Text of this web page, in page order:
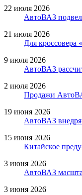
22 июля 2026
АвтоВАЗ
21 июля 2026
Для кроссовера
9 июля 2026
АвтоВАЗ
2 июля 2026
Продажи
19 июня 2026
АвтоВАЗ
15 июня 2026
Китайское
3 июня 2026
АвтоВАЗ
3 июня 2026